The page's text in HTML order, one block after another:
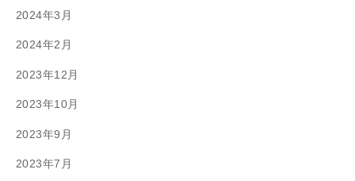
2024年3月
2024年2月
2023年12月
2023年10月
2023年9月
2023年7月